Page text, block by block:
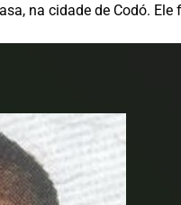
na cidade de Codó.